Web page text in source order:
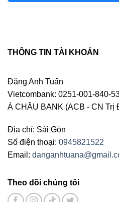
THÔNG TIN TÀI KHOẢN
Đặng Anh Tuấn
Vietcombank: 0251-001-840-
Á CHÂU BANK (ACB - CN Trị
Địa chỉ: Sài Gòn
Số điện thoại: 0945821522
Email:
Theo dõi chúng tôi